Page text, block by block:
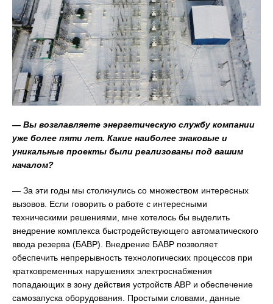
— Вы возглавляете энергетическую службу компании
уже более пяти лет. Какие наиболее знаковые и
уникальные проекты были реализованы под вашим
началом?
— За эти годы мы столкнулись со множеством интересных
вызовов. Если говорить о работе с интересными
техническими решениями, мне хотелось бы выделить
внедрение комплекса быстродействующего автоматического
ввода резерва (БАВР). Внедрение БАВР позволяет
обеспечить непрерывность технологических процессов при
кратковременных нарушениях электроснабжения
попадающих в зону действия устройств АВР и обеспечение
самозапуска оборудования. Простыми словами, данные